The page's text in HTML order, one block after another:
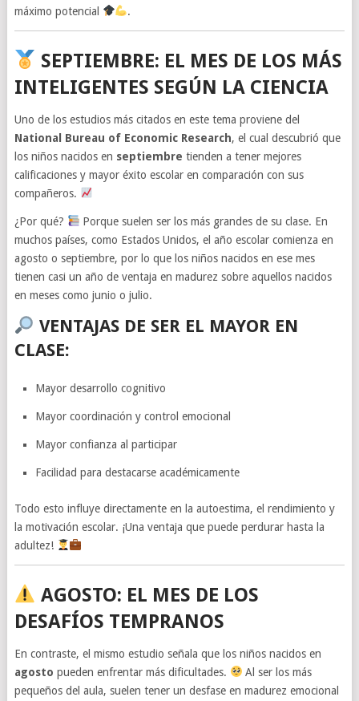
máximo potencial
.
SEPTIEMBRE: EL MES DE LOS MÁS
INTELIGENTES SEGÚN LA CIENCIA
Uno de los estudios más citados en este tema proviene del
National Bureau of Economic Research, el cual descubrió que
los niños nacidos en septiembre tienden a tener mejores
calificaciones y mayor éxito escolar en comparación con sus
compañeros.
¿Por qué?
Porque suelen ser los más grandes de su clase. En
muchos países, como Estados Unidos, el año escolar comienza en
agosto o septiembre, por lo que los niños nacidos en ese mes
tienen casi un año de ventaja en madurez sobre aquellos nacidos
en meses como junio o julio.
VENTAJAS DE SER EL MAYOR EN
CLASE:
Mayor desarrollo cognitivo
Mayor coordinación y control emocional
Mayor confianza al participar
Facilidad para destacarse académicamente
Todo esto influye directamente en la autoestima, el rendimiento y
la motivación escolar. ¡Una ventaja que puede perdurar hasta la
adultez!
AGOSTO: EL MES DE LOS
DESAFÍOS TEMPRANOS
En contraste, el mismo estudio señala que los niños nacidos en
agosto pueden enfrentar más dificultades.
Al ser los más
pequeños del aula, suelen tener un desfase en madurez emocional